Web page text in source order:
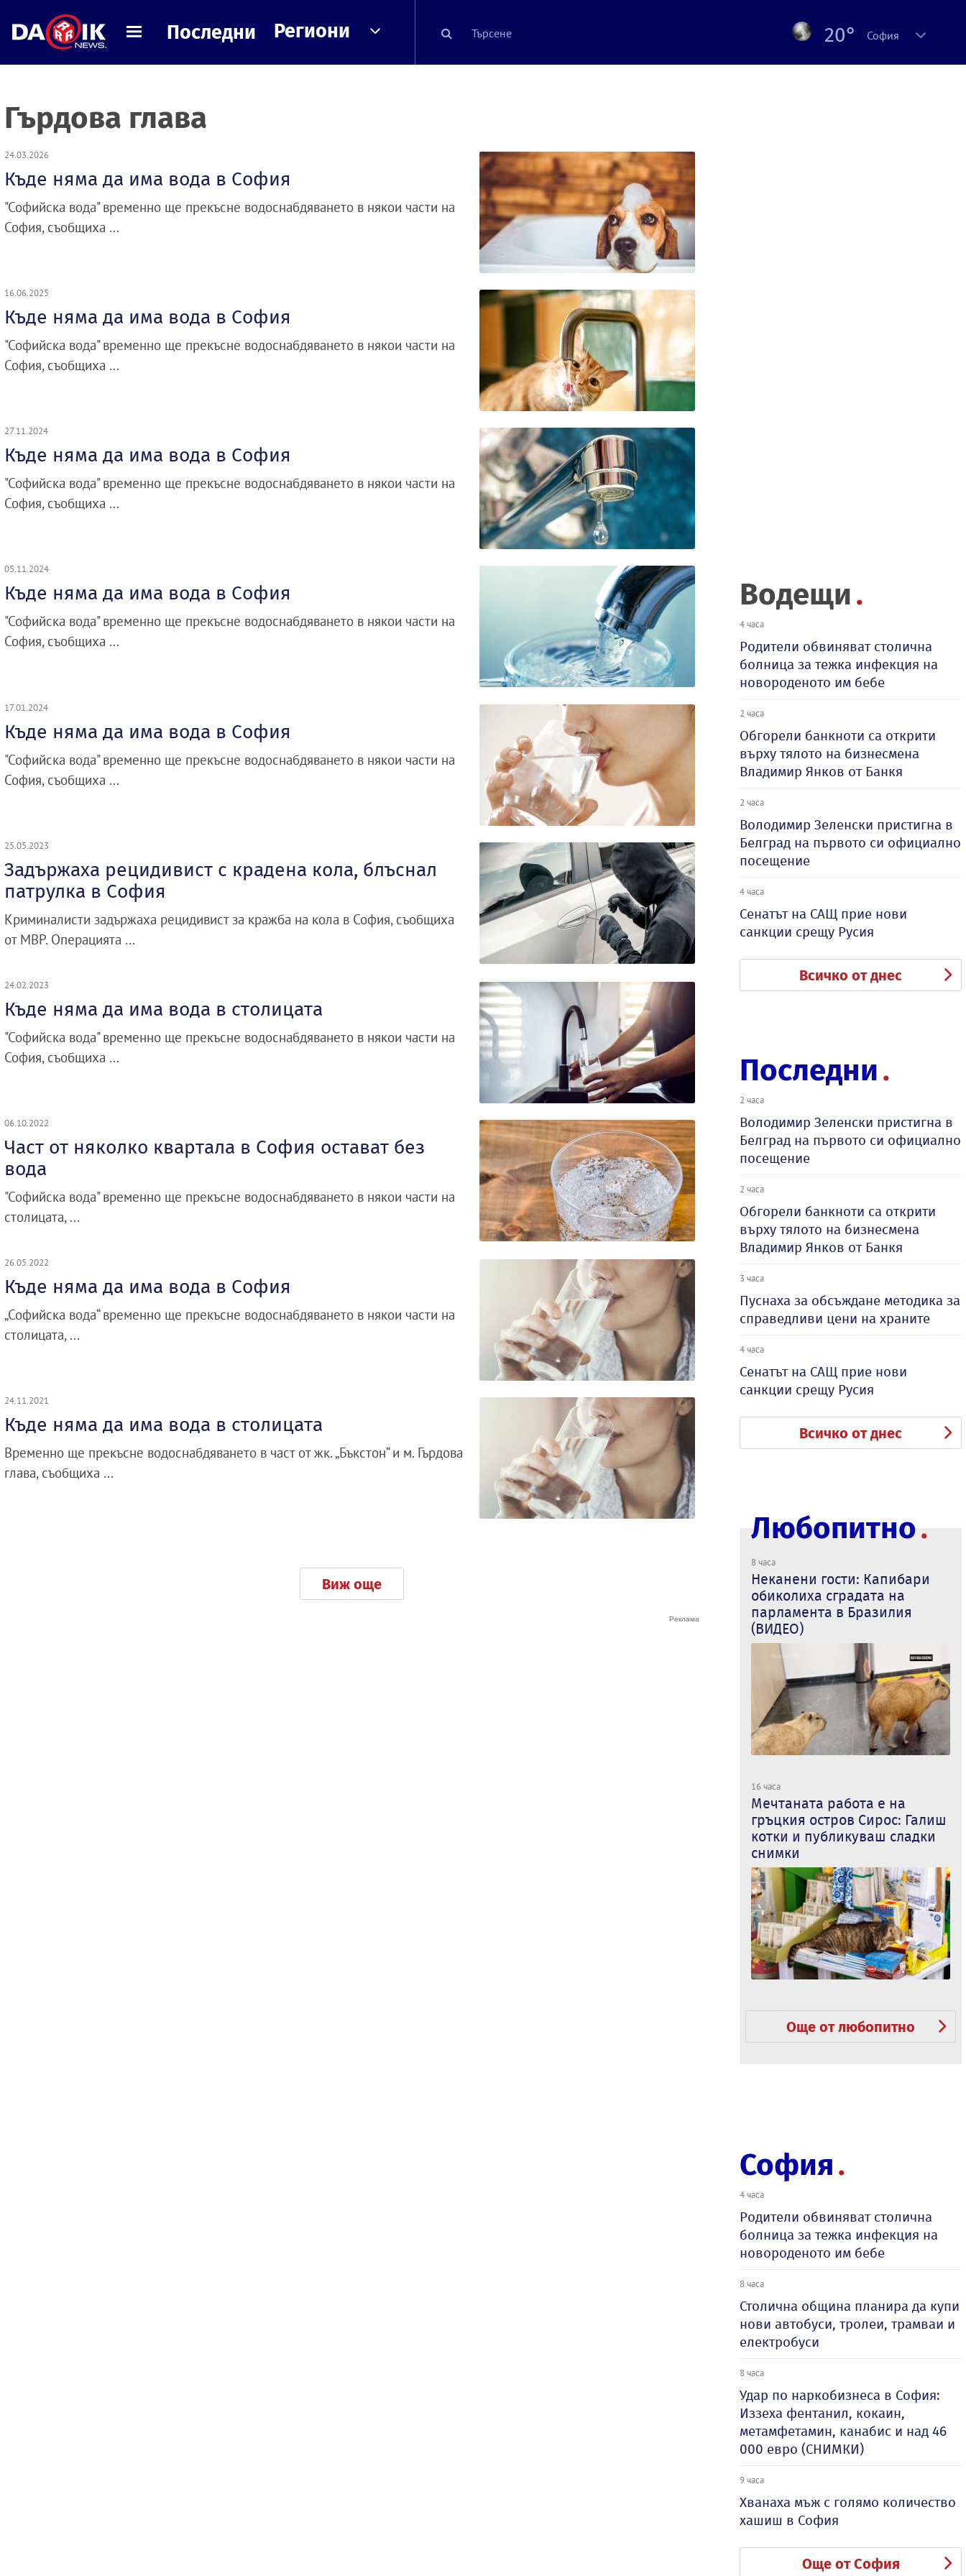
Последни Региони 20° София
Гърдова глава
24.03.2026
Къде няма да има вода в София
"Софийска вода" временно ще прекъсне водоснабдяването в някои части на
София, съобщиха ...
16.06.2025
Къде няма да има вода в София
"Софийска вода" временно ще прекъсне водоснабдяването в някои части на
София, съобщиха ...
27.11.2024
Къде няма да има вода в София
"Софийска вода" временно ще прекъсне водоснабдяването в някои части на
София, съобщиха ...
05.11.2024
Къде няма да има вода в София
"Софийска вода" временно ще прекъсне водоснабдяването в някои части на
София, съобщиха ...
17.01.2024
Къде няма да има вода в София
"Софийска вода" временно ще прекъсне водоснабдяването в някои части на
София, съобщиха ...
25.05.2023
Задържаха рецидивист с крадена кола, блъснал
патрулка в София
Криминалисти задържаха рецидивист за кражба на кола в София, съобщиха
от МВР. Операцията ...
24.02.2023
Къде няма да има вода в столицата
"Софийска вода" временно ще прекъсне водоснабдяването в някои части на
София, съобщиха ...
06.10.2022
Част от няколко квартала в София остават без
вода
"Софийска вода" временно ще прекъсне водоснабдяването в някои части на
столицата, ...
26.05.2022
Къде няма да има вода в София
„Софийска вода“ временно ще прекъсне водоснабдяването в някои части на
столицата, ...
24.11.2021
Къде няма да има вода в столицата
Временно ще прекъсне водоснабдяването в част от жк. „Бъкстон“ и м. Гърдова
глава, съобщиха ...
Виж още
Водещи
4 часа
Родители обвиняват столична
болница за тежка инфекция на
новороденото им бебе
2 часа
Обгорели банкноти са открити
върху тялото на бизнесмена
Владимир Янков от Банкя
2 часа
Володимир Зеленски пристигна в
Белград на първото си официално
посещение
4 часа
Сенатът на САЩ прие нови
санкции срещу Русия
Всичко от днес
Последни
2 часа
Володимир Зеленски пристигна в
Белград на първото си официално
посещение
2 часа
Обгорели банкноти са открити
върху тялото на бизнесмена
Владимир Янков от Банкя
3 часа
Пуснаха за обсъждане методика за
справедливи цени на храните
4 часа
Сенатът на САЩ прие нови
санкции срещу Русия
Всичко от днес
Любопитно
8 часа
Неканени гости: Капибари
обиколиха сградата на
парламента в Бразилия
(ВИДЕО)
16 часа
Мечтаната работа е на
гръцкия остров Сирос: Галиш
котки и публикуваш сладки
снимки
Още от любопитно
София
4 часа
Родители обвиняват столична
болница за тежка инфекция на
новороденото им бебе
8 часа
Столична община планира да купи
нови автобуси, тролеи, трамваи и
електробуси
8 часа
Удар по наркобизнеса в София:
Иззеха фентанил, кокаин,
метамфетамин, канабис и над 46
000 евро (СНИМКИ)
9 часа
Хванаха мъж с голямо количество
хашиш в София
Още от София